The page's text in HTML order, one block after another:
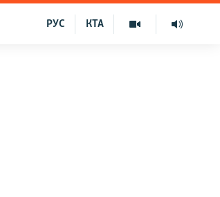
КТА
РУС